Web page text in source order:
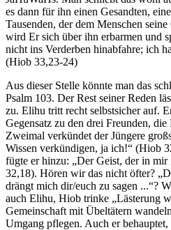
es dann für ihn einen Gesandten,
Tausenden, der dem Menschen
wird Er sich über ihn erbarmen und
nicht ins Verderben hinabfahre; ich
(Hiob 33,23-24)
Aus dieser Stelle könnte man das
Psalm 103. Der Rest seiner Reden
zu. Elihu tritt recht selbstsicher auf.
Gegensatz zu den drei Freunden,
Zweimal verkündet der Jüngere
Wissen verkündigen, ja ich!“ (Hiob
fügte er hinzu: „Der Geist, der in
32,18). Hören wir das nicht öfter?
drängt mich dir/euch zu sagen ...“?
auch Elihu, Hiob trinke „Lästerung
Gemeinschaft mit Übeltätern
Umgang pflegen. Auch er